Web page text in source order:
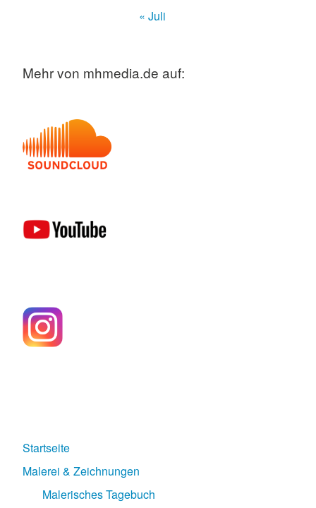
« Juli
Mehr von mhmedia.de auf:
Startseite
Malerei & Zeichnungen
Malerisches Tagebuch